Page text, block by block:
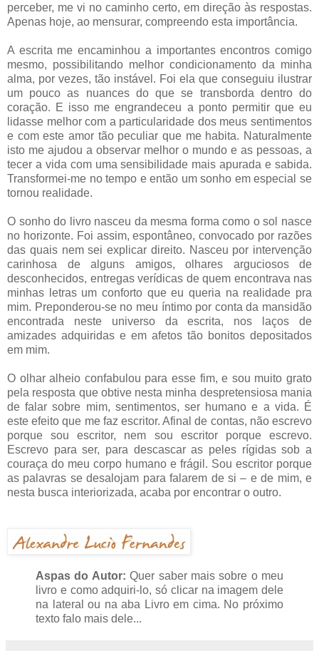
perceber, me vi no caminho certo, em direção às respostas.
Apenas hoje, ao mensurar, compreendo esta importância.
A escrita me encaminhou a importantes encontros comigo
mesmo, possibilitando melhor condicionamento da minha
alma, por vezes, tão instável. Foi ela que conseguiu ilustrar
um pouco as nuances do que se transborda dentro do
coração. E isso me engrandeceu a ponto permitir que eu
lidasse melhor com a particularidade dos meus sentimentos
e com este amor tão peculiar que me habita. Naturalmente
isto me ajudou a observar melhor o mundo e as pessoas, a
tecer a vida com uma sensibilidade mais apurada e sabida.
Transformei-me no tempo e então um sonho em especial se
tornou realidade.
O sonho do livro nasceu da mesma forma como o sol nasce
no horizonte. Foi assim, espontâneo, convocado por razões
das quais nem sei explicar direito. Nasceu por intervenção
carinhosa de alguns amigos, olhares arguciosos de
desconhecidos, entregas verídicas de quem encontrava nas
minhas letras um conforto que eu queria na realidade pra
mim. Preponderou-se no meu íntimo por conta da mansidão
encontrada neste universo da escrita, nos laços de
amizades adquiridas e em afetos tão bonitos depositados
em mim.
O olhar alheio confabulou para esse fim, e sou muito grato
pela resposta que obtive nesta minha despretensiosa mania
de falar sobre mim, sentimentos, ser humano e a vida. É
este efeito que me faz escritor. Afinal de contas, não escrevo
porque sou escritor, nem sou escritor porque escrevo.
Escrevo para ser, para descascar as peles rígidas sob a
couraça do meu corpo humano e frágil. Sou escritor porque
as palavras se desalojam para falarem de si – e de mim, e
nesta busca interiorizada, acaba por encontrar o outro.
Aspas do Autor: Quer saber mais sobre o meu
livro e como adquiri-lo, só clicar na imagem dele
na lateral ou na aba Livro em cima. No próximo
texto falo mais dele...